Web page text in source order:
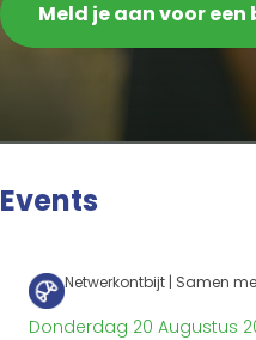
Meld je aan voor
Events
Netwerkontbijt | Samen
Donderdag 20 Augustus